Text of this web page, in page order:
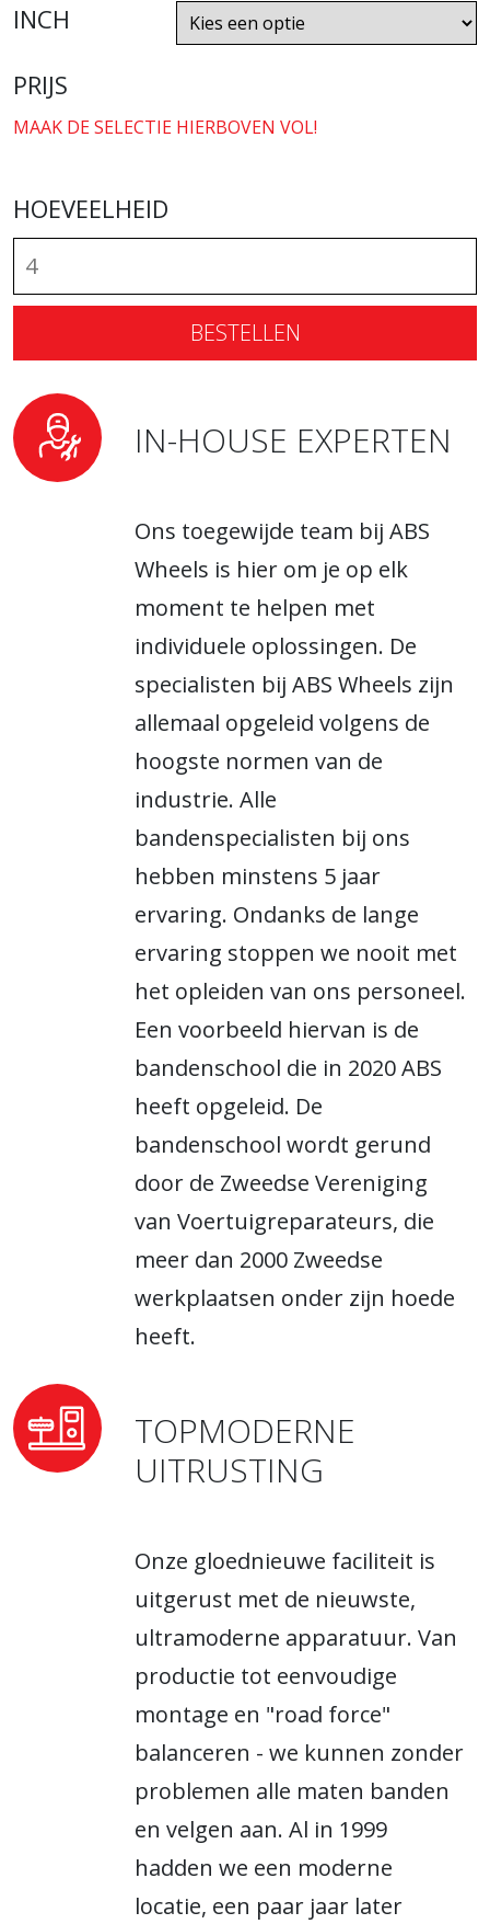
INCH
PRIJS
MAAK DE SELECTIE HIERBOVEN VOL!
HOEVEELHEID
BESTELLEN
IN-HOUSE EXPERTEN
Ons toegewijde team bij ABS
Wheels is hier om je op elk
moment te helpen met
individuele oplossingen. De
specialisten bij ABS Wheels zijn
allemaal opgeleid volgens de
hoogste normen van de
industrie. Alle
bandenspecialisten bij ons
hebben minstens 5 jaar
ervaring. Ondanks de lange
ervaring stoppen we nooit met
het opleiden van ons personeel.
Een voorbeeld hiervan is de
bandenschool die in 2020 ABS
heeft opgeleid. De
bandenschool wordt gerund
door de Zweedse Vereniging
van Voertuigreparateurs, die
meer dan 2000 Zweedse
werkplaatsen onder zijn hoede
heeft.
TOPMODERNE
UITRUSTING
Onze gloednieuwe faciliteit is
uitgerust met de nieuwste,
ultramoderne apparatuur. Van
productie tot eenvoudige
montage en "road force"
balanceren - we kunnen zonder
problemen alle maten banden
en velgen aan. Al in 1999
hadden we een moderne
locatie, een paar jaar later